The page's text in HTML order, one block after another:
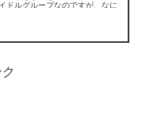
ドルグループなのですが、なに